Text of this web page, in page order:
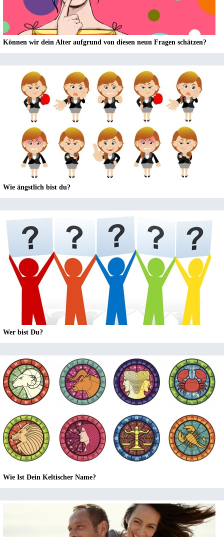
Können wir dein Alter aufgrund von diesen neun Fragen schätzen?
Wie ängstlich bist du?
Wer bist Du?
Wie Ist Dein Keltischer Name?